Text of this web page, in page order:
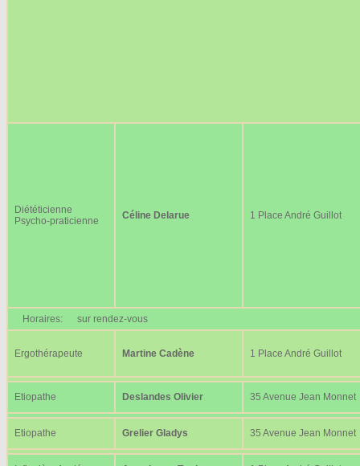
Diététicienne
Psycho-praticienne
Céline Delarue 1 Place André Guillot
Horaires: sur rendez-vous
Ergothérapeute Martine Cadène 1 Place André Guillot
Etiopathe Deslandes Olivier 35 Avenue Jean Monnet
Etiopathe Grelier Gladys 35 Avenue Jean Monnet